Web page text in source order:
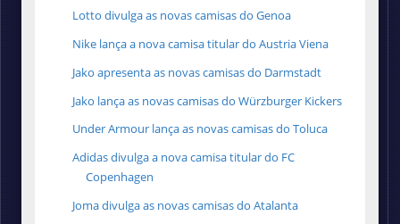
Lotto divulga as novas camisas do Genoa
Nike lança a nova camisa titular do Austria Viena
Jako apresenta as novas camisas do Darmstadt
Jako lança as novas camisas do Würzburger Kickers
Under Armour lança as novas camisas do Toluca
Adidas divulga a nova camisa titular do FC
Copenhagen
Joma divulga as novas camisas do Atalanta